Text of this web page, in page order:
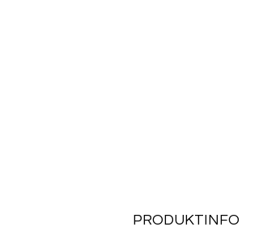
PRODUKTINFO